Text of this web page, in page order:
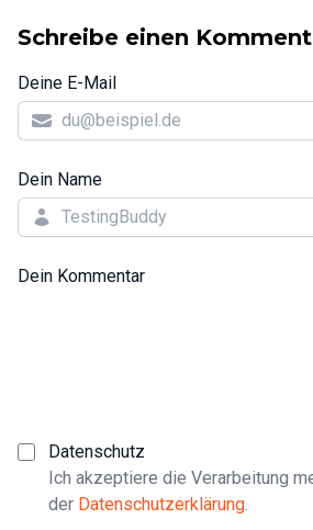
Schreibe einen
Deine E-Mail
Dein Name
Dein Kommentar
Datenschutz
Ich akzeptiere die Verarbeitung
der Datenschutzerklärung.